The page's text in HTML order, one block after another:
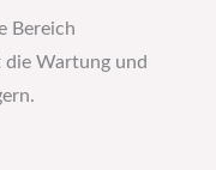
Bereich
Wartung und